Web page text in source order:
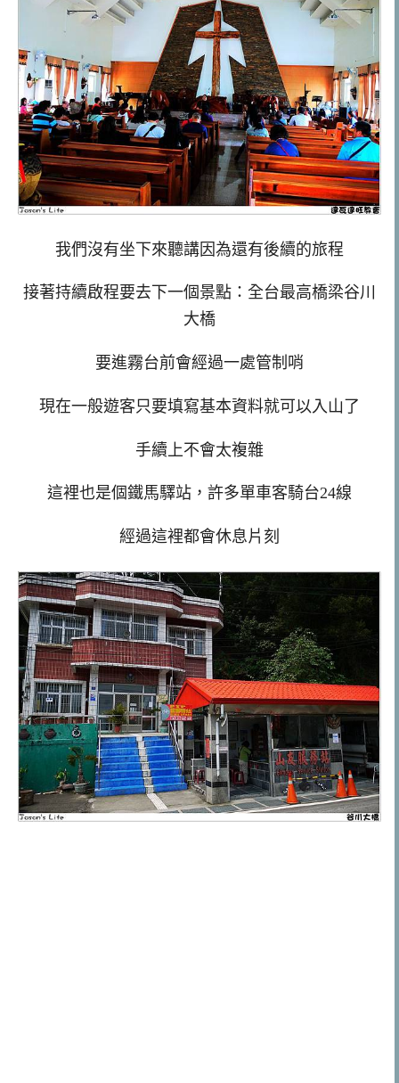
我們沒有坐下來聽講因為還有後續的旅程
接著持續啟程要去下一個景點：全台最高橋梁谷川
大橋
要進霧台前會經過一處管制哨
現在一般遊客只要填寫基本資料就可以入山了
手續上不會太複雜
這裡也是個鐵馬驛站，許多單車客騎台24線
經過這裡都會休息片刻